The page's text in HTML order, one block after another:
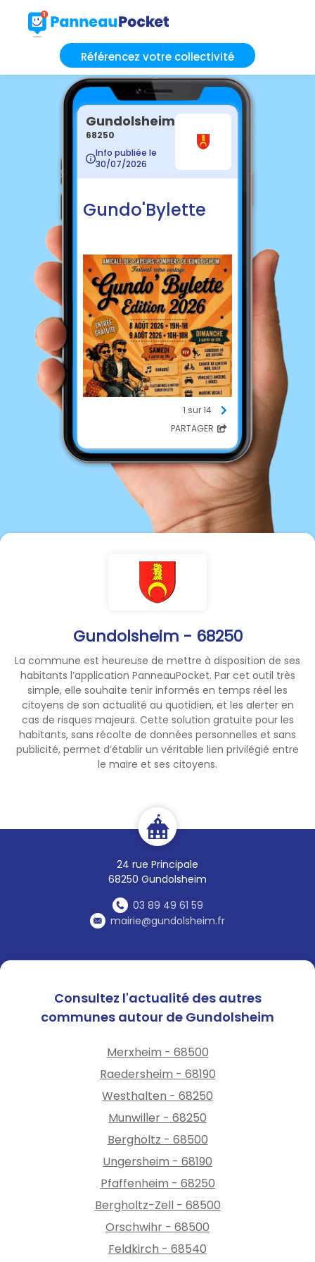
Référencez votre collectivité
Gundolsheim - 68250
La commune est heureuse de mettre à disposition de ses
habitants l’application PanneauPocket. Par cet outil très
simple, elle souhaite tenir informés en temps réel les
citoyens de son actualité au quotidien, et les alerter en
cas de risques majeurs. Cette solution gratuite pour les
habitants, sans récolte de données personnelles et sans
publicité, permet d’établir un véritable lien privilégié entre
le maire et ses citoyens.
24 rue Principale
68250 Gundolsheim
03 89 49 61 59
mairie@gundolsheim.fr
Gundolsheim
68250
Info publiée le
30/07/2026
Gundo'Bylette
1 sur 14
PARTAGER
Consultez l'actualité des autres
communes autour de Gundolsheim
Merxheim - 68500
Raedersheim - 68190
Westhalten - 68250
Munwiller - 68250
Bergholtz - 68500
Ungersheim - 68190
Pfaffenheim - 68250
Bergholtz-Zell - 68500
Orschwihr - 68500
Feldkirch - 68540